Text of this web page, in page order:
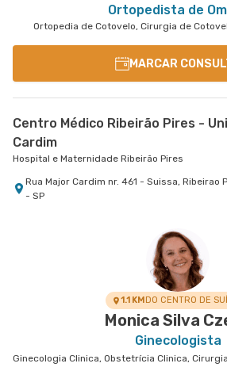
Ortopedista de
Ortopedia de Cotovelo, Cirurgia de
MARCAR
Centro Médico Ribeirão Pires -
Cardim
Hospital e Maternidade Ribeirão Pires
Rua Major Cardim nr. 461 - Suissa, Ribeirao
- SP
1.1 KMDO CENTRO DE
Monica Silva
Ginecologista